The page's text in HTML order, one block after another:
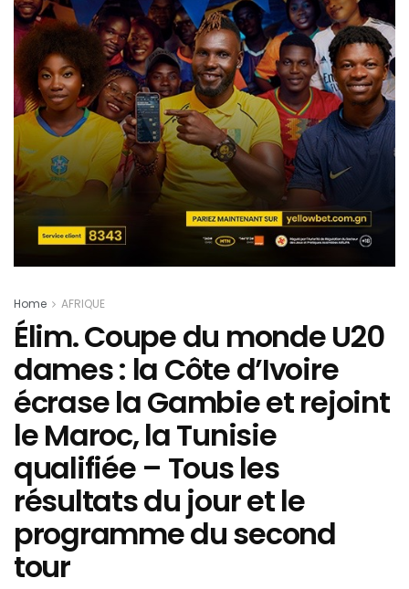
Home AFRIQUE
Élim. Coupe du monde U20
dames : la Côte d’Ivoire
écrase la Gambie et rejoint
le Maroc, la Tunisie
qualifiée – Tous les
résultats du jour et le
programme du second
tour